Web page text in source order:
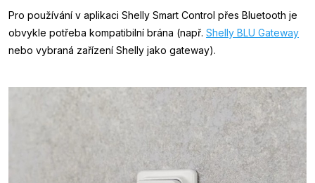
Pro používání v aplikaci Shelly Smart Control přes Bluetooth je
obvykle potřeba kompatibilní brána (např. Shelly BLU Gateway
nebo vybraná zařízení Shelly jako gateway).